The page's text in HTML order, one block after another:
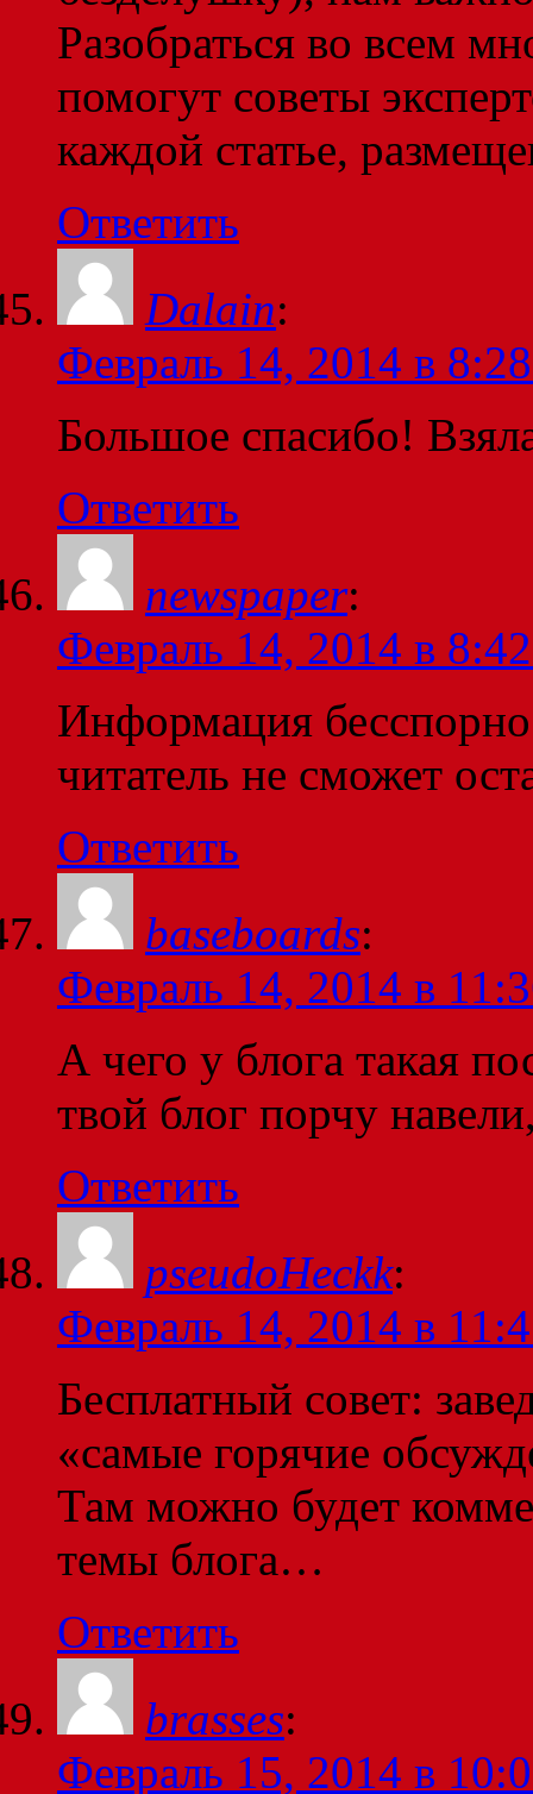
Разобраться во всем
помогут советы
каждой статье,
Ответить
Dalain:
Февраль 14, 2014 в
Большое спасибо!
Ответить
newspaper:
Февраль 14, 2014 в
Информация
читатель не сможет
Ответить
baseboards:
Февраль 14, 2014 в
А чего у блога такая
твой блог порчу
Ответить
pseudoHeckk:
Февраль 14, 2014 в
Бесплатный совет:
«самые горячие
Там можно будет
темы блога…
Ответить
brasses:
Февраль 15, 2014 в